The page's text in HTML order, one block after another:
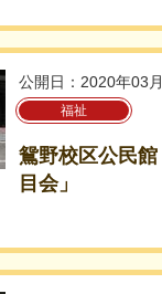
公開日：2020年03
福祉
鴛野校区公民
目会」